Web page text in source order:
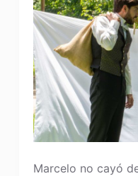
Marcelo no cayó